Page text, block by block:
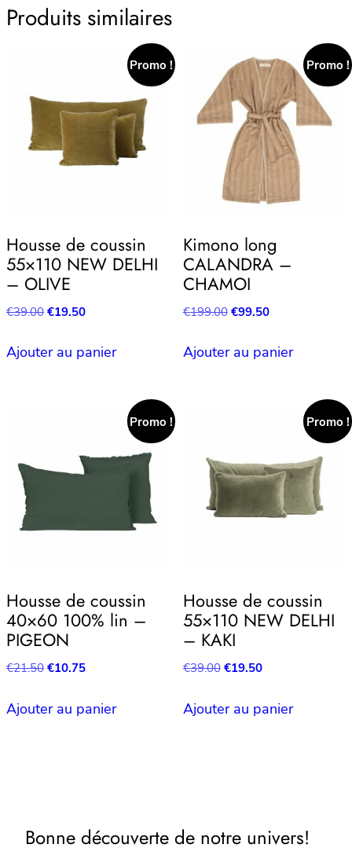
Produits similaires
Promo !
Housse de coussin
55×110 NEW DELHI
– OLIVE
€39.00Le
initial
€19.50Le
actuel
Ajouter au panier
Promo !
Kimono long
CALANDRA –
CHAMOI
€199.00 Le
initial
€99.50Le
actuel
Ajouter au panier
Promo !
Housse de coussin
40×60 100% lin –
PIGEON
€21.50Le
initial
€10.75Le
actuel
Ajouter au panier
Promo !
Housse de coussin
55×110 NEW DELHI
– KAKI
€39.00 Le
initial
€19.50Le
actuel
Ajouter au panier
Bonne découverte de notre univers!